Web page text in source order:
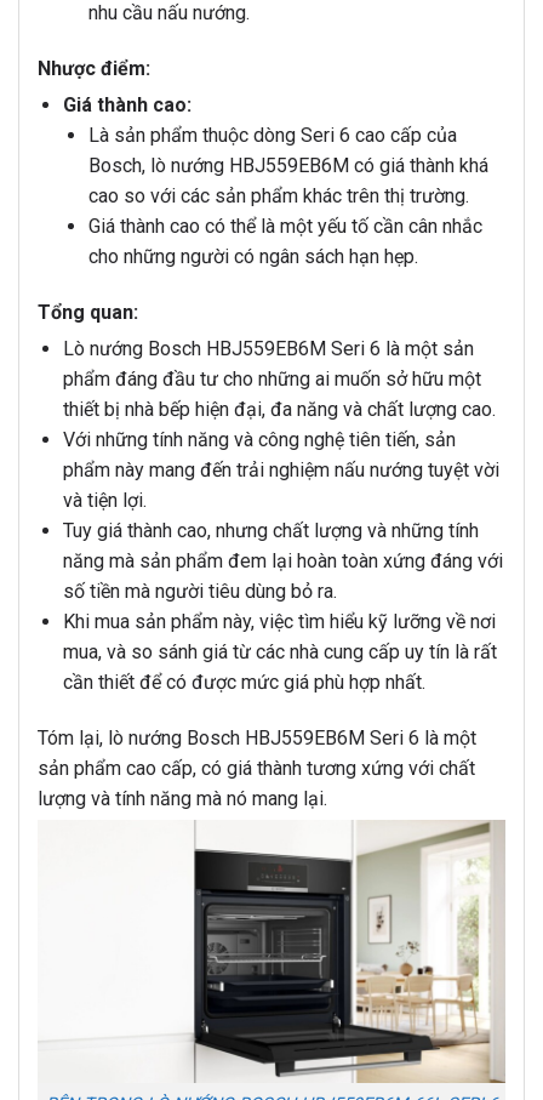
nhu cầu nấu nướng.
Nhược điểm:
Giá thành cao:
Là sản phẩm thuộc dòng Seri 6 cao cấp của
Bosch, lò nướng HBJ559EB6M có giá thành khá
cao so với các sản phẩm khác trên thị trường.
Giá thành cao có thể là một yếu tố cần cân nhắc
cho những người có ngân sách hạn hẹp.
Tổng quan:
Lò nướng Bosch HBJ559EB6M Seri 6 là một sản
phẩm đáng đầu tư cho những ai muốn sở hữu một
thiết bị nhà bếp hiện đại, đa năng và chất lượng cao.
Với những tính năng và công nghệ tiên tiến, sản
phẩm này mang đến trải nghiệm nấu nướng tuyệt vời
và tiện lợi.
Tuy giá thành cao, nhưng chất lượng và những tính
năng mà sản phẩm đem lại hoàn toàn xứng đáng với
số tiền mà người tiêu dùng bỏ ra.
Khi mua sản phẩm này, việc tìm hiểu kỹ lưỡng về nơi
mua, và so sánh giá từ các nhà cung cấp uy tín là rất
cần thiết để có được mức giá phù hợp nhất.
Tóm lại, lò nướng Bosch HBJ559EB6M Seri 6 là một
sản phẩm cao cấp, có giá thành tương xứng với chất
lượng và tính năng mà nó mang lại.